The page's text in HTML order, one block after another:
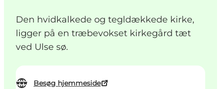
Den hvidkalkede og tegldækkede kirke,
ligger på en træbevokset kirkegård tæt
ved Ulse sø.
Besøg hjemmeside